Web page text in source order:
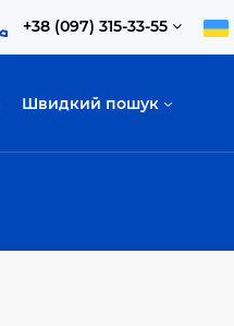
+38 (097) 315-33-55
Швидкий пошук